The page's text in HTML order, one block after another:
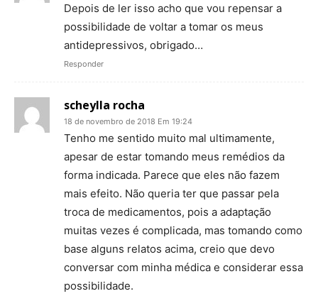
Depois de ler isso acho que vou repensar a
possibilidade de voltar a tomar os meus
antidepressivos, obrigado…
Responder
scheylla rocha
18 de novembro de 2018 Em 19:24
Tenho me sentido muito mal ultimamente,
apesar de estar tomando meus remédios da
forma indicada. Parece que eles não fazem
mais efeito. Não queria ter que passar pela
troca de medicamentos, pois a adaptação
muitas vezes é complicada, mas tomando como
base alguns relatos acima, creio que devo
conversar com minha médica e considerar essa
possibilidade.